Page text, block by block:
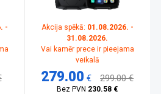
-
Akcija spēkā: 01.08.2026. -
31.08.2026.
Vai kamēr prece ir pieejama
veikalā
279.00 € 299.00 €
Bez PVN 230.58 €